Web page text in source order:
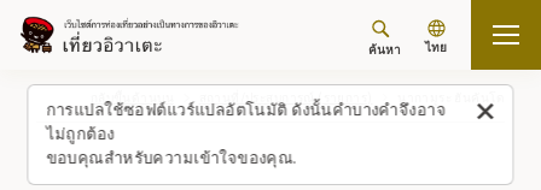
การแปลใช้ซอฟต์แวร์แปลอัตโนมัติ ดังนั้นคำบางคำจึงอาจ
ไม่ถูกต้อง
ขอบคุณสำหรับความเข้าใจของคุณ.
ค้นหา ไทย
กลับขึ้นด้านบน สถานที่/ประสบการณ์ (รายการ)